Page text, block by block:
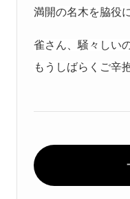
満開の名木を脇役
雀さん、騒々しい
もうしばらくご辛